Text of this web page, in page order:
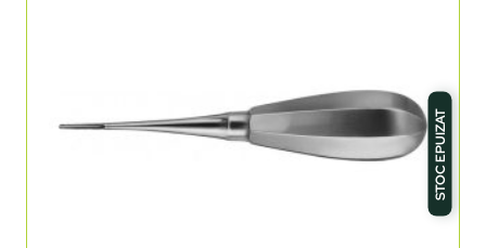
STOC EPUIZAT